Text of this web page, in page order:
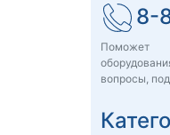
8-
вопросы,